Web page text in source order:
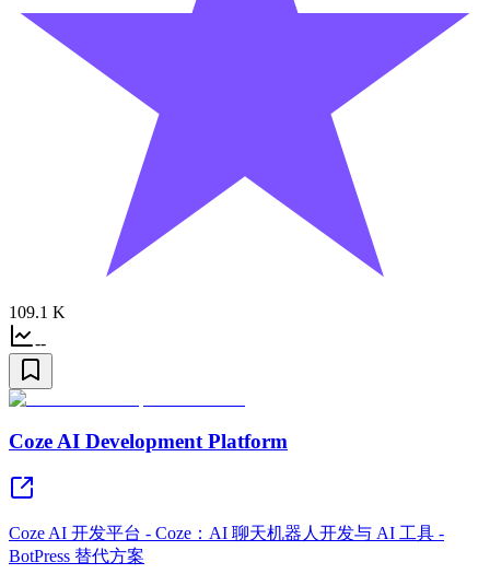
109.1 K
--
Coze AI Development Platform
Coze AI 开发平台 - Coze：AI 聊天机器人开发与 AI 工具 -
BotPress 替代方案